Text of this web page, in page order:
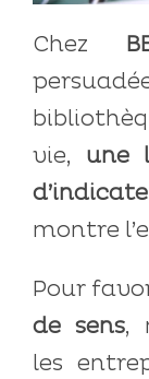
Chez
vie, une
montre
Pour
de sens,
les